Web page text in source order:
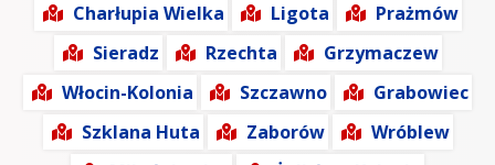
Charłupia Wielka
Ligota
Prażmów
Sieradz
Rzechta
Grzymaczew
Włocin-Kolonia
Szczawno
Grabowiec
Szklana Huta
Zaborów
Wróblew